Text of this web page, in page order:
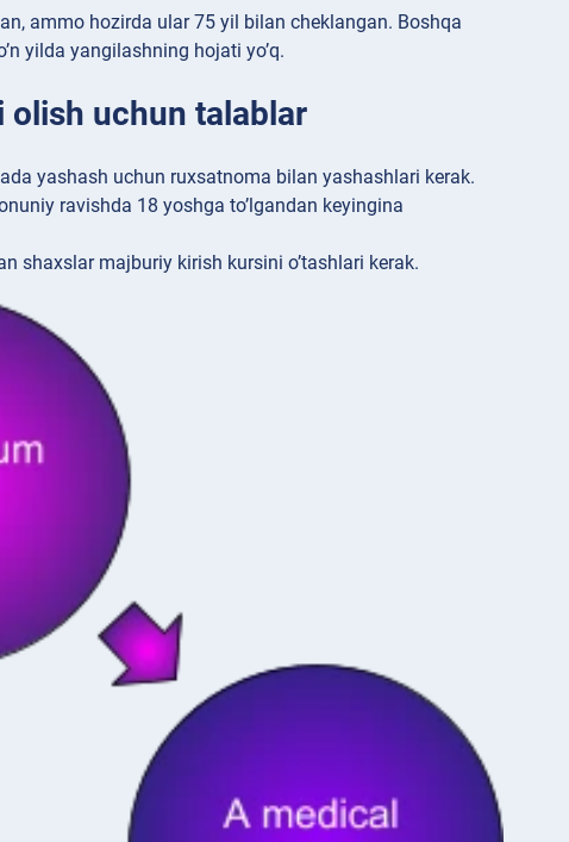
ammo hozirda ular 75 yil bilan cheklangan. Boshqa
yilda yangilashning hojati yo’q.
olish uchun talablar
yashash uchun ruxsatnoma bilan yashashlari kerak.
ravishda 18 yoshga to’lgandan keyingina
shaxslar majburiy kirish kursini o’tashlari kerak.